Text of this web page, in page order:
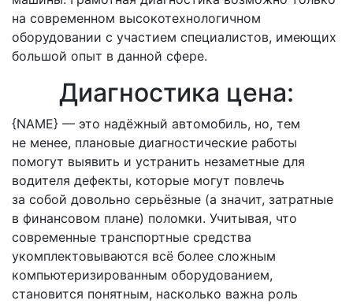
на современном высокотехнологичном
оборудовании с участием специалистов, имеющих
большой опыт в данной сфере.
Диагностика цена:
{NAME} — это надёжный автомобиль, но, тем
не менее, плановые диагностические работы
помогут выявить и устранить незаметные для
водителя дефекты, которые могут повлечь
за собой довольно серьёзные (а значит, затратные
в финансовом плане) поломки. Учитывая, что
современные транспортные средства
укомплектовываются всё более сложным
компьютеризированным оборудованием,
становится понятным, насколько важна роль